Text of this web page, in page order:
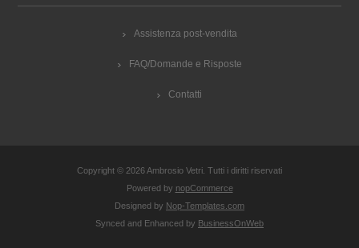
Assistenza post-vendita
FAQ/Domande e Risposte
Contatti
Copyright © 2026 Ambrosio Vetri. Tutti i diritti riservati
Powered by nopCommerce
Designed by Nop-Templates.com
Synced and Enhanced by BusinessOnWeb